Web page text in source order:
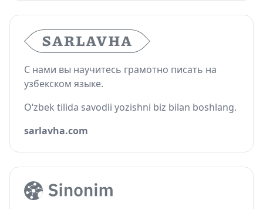
С нами вы научитесь грамотно писать на
узбекском языке.
O‘zbek tilida savodli yozishni biz bilan boshlang.
sarlavha.com